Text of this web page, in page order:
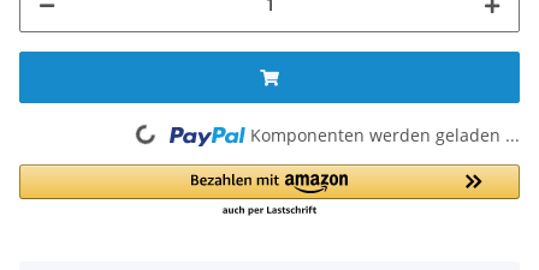
Loading...
Komponenten werden geladen ...